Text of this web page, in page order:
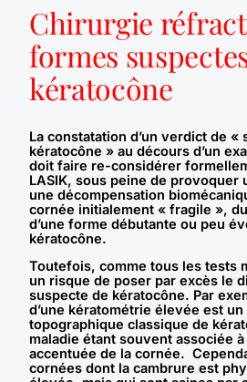
Chirurgie
formes
kératocône
La constatation d’un verdict de «
kératocône » au décours d’un
doit faire re-considérer
LASIK, sous peine de provoquer
une décompensation
cornée initialement « fragile »,
d’une forme débutante ou peu
kératocône.
Toutefois, comme tous les tests
un risque de poser par excès le
suspecte de kératocône. Par
d’une kératométrie élevée est un
topographique classique de
maladie étant souvent associée
accentuée de la cornée.
cornées dont la cambrure est